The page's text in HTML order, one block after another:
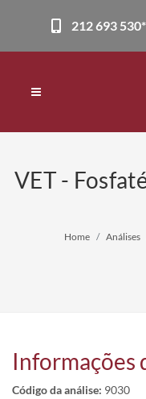
212 693 530*
VET -
Home Análises
Informações
Código da análise: 9030